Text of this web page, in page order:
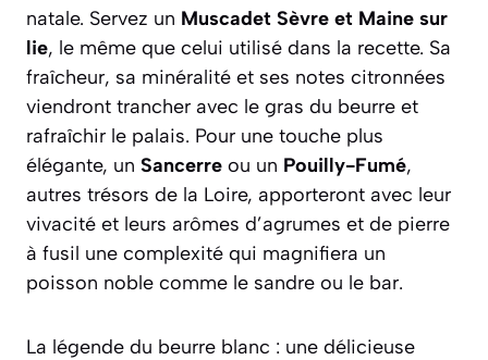
natale. Servez un Muscadet Sèvre et Maine sur
lie, le même que celui utilisé dans la recette. Sa
fraîcheur, sa minéralité et ses notes citronnées
viendront trancher avec le gras du beurre et
rafraîchir le palais. Pour une touche plus
élégante, un Sancerre ou un Pouilly-Fumé,
autres trésors de la Loire, apporteront avec leur
vivacité et leurs arômes d’agrumes et de pierre
à fusil une complexité qui magnifiera un
poisson noble comme le sandre ou le bar.
La légende du beurre blanc : une délicieuse